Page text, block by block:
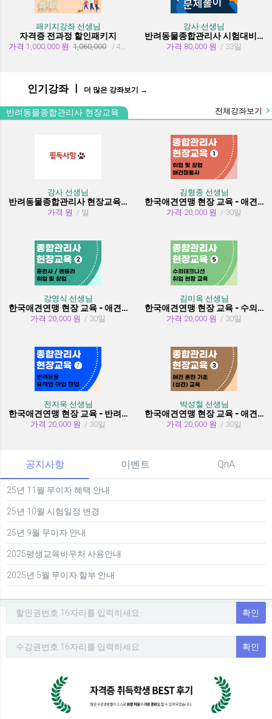
패키지강좌 선생님
자격증 전과정 할인패키지
가격 1,000,000 원 1,060,000 / 455일
강사 선생님
반려동물종합관리사 시험대비 유형문제 풀이
가격 80,000 원 / 33일
인기강좌 ㅣ 더 많은 강좌보기 →
반려동물종합관리사 현장교육 전체강좌보기
강사 선생님
반려동물종합관리사 현장교육 수강시 필독사항
가격 원 / 일
김형종 선생님
한국애견연맹 현장 교육 - 애견미용사 취업 및 창업
가격 20,000 원 / 30일
강영식 선생님
한국애견연맹 현장 교육 - 애견훈련사/핸들러 취업 및 창업
가격 20,000 원 / 30일
김미옥 선생님
한국애견연맹 현장 교육 - 수의테크니션(동물보건사) (취업 현장 교육)
가격 20,000 원 / 30일
전지욱 선생님
한국애견연맹 현장 교육 - 반려동물 유치원 취창업
가격 20,000 원 / 30일
박성철 선생님
한국애견연맹 현장 교육 - 애견 훈련 기초 (실견)
가격 20,000 원 / 30일
공지사항 이벤트 QnA
25년 11월 무이자 혜택 안내
25년 10월 시험일정 변경
25년 9월 무이자 안내
2025평생교육바우처 사용안내
2025년 5월 무이자 할부 안내
확인
확인